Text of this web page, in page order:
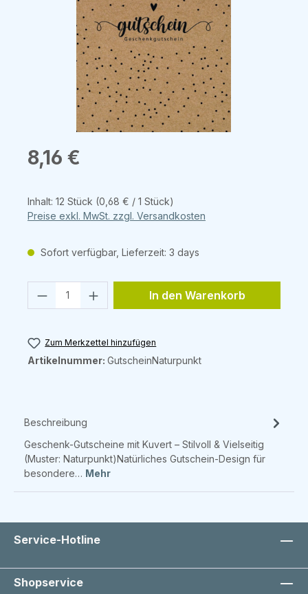
Regulärer Preis:
8,16 €
Inhalt: 12 Stück (0,68 € / 1 Stück)
Preise exkl. MwSt. zzgl. Versandkosten
Sofort verfügbar, Lieferzeit: 3 days
Produkt Anzahl: Gib den
In den Warenkorb
Zum Merkzettel hinzufügen
Artikelnummer: GutscheinNaturpunkt
Beschreibung
Geschenk-Gutscheine mit Kuvert – Stilvoll & Vielseitig
(Muster: Naturpunkt)Natürliches Gutschein-Design für
besondere… Mehr
Service-Hotline
Shopservice